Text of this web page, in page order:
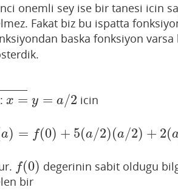
onemli sey ise bir tanesi icin
Fakat biz bu ispatta
baska fonksiyon
x = y = a/2
x= y= a/ 2 icin
a) = f(0) + 5(a/2)(a/2) + 2(
f( a)= f(0)+5(a/2)(a/2) +2 a/2
f(0)
f(0) degerinin sabit oldugu
bir